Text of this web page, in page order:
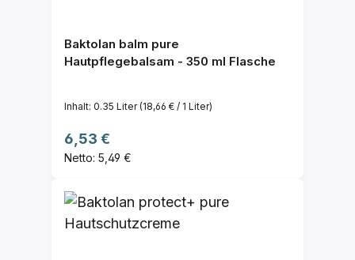
Baktolan balm pure
Hautpflegebalsam - 350 ml Flasche
Inhalt: 0.35 Liter(18,66 € / 1 Liter)
Regulärer Preis:
6,53 €
Netto: 5,49 €